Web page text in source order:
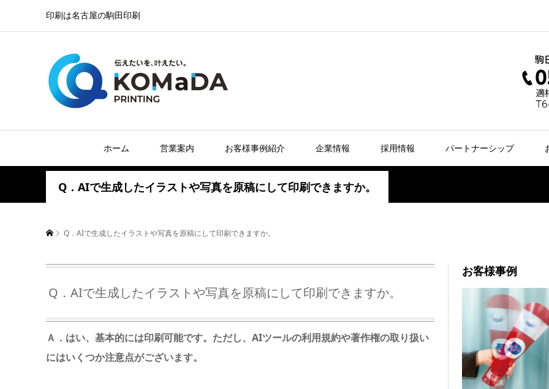
印刷は名古屋の駒田印刷
ホーム 営業案内 お客様事例紹介 企業情報 採用情報 パートナーシップ
Q．AIで生成したイラストや写真を原稿にして印刷できますか。
Q．AIで生成したイラストや写真を原稿にして印刷できますか。
Q．AIで生成したイラストや写真を原稿にして印刷できますか。
Ａ．はい、基本的には印刷可能です。ただし、AIツールの利用規約や著作権の取り扱い
にはいくつか注意点がございます。
お客様事例